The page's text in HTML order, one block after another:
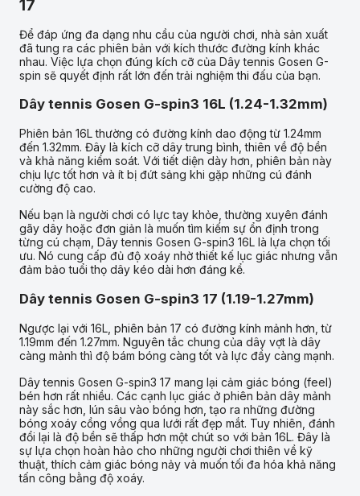
17
Để đáp ứng đa dạng nhu cầu của người chơi, nhà sản xuất
đã tung ra các phiên bản với kích thước đường kính khác
nhau. Việc lựa chọn đúng kích cỡ của Dây tennis Gosen G-
spin sẽ quyết định rất lớn đến trải nghiệm thi đấu của bạn.
Dây tennis Gosen G-spin3 16L (1.24-1.32mm)
Phiên bản 16L thường có đường kính dao động từ 1.24mm
đến 1.32mm. Đây là kích cỡ dây trung bình, thiên về độ bền
và khả năng kiểm soát. Với tiết diện dày hơn, phiên bản này
chịu lực tốt hơn và ít bị đứt sảng khi gặp những cú đánh
cường độ cao.
Nếu bạn là người chơi có lực tay khỏe, thường xuyên đánh
gãy dây hoặc đơn giản là muốn tìm kiếm sự ổn định trong
từng cú chạm, Dây tennis Gosen G-spin3 16L là lựa chọn tối
ưu. Nó cung cấp đủ độ xoáy nhờ thiết kế lục giác nhưng vẫn
đảm bảo tuổi thọ dây kéo dài hơn đáng kể.
Dây tennis Gosen G-spin3 17 (1.19-1.27mm)
Ngược lại với 16L, phiên bản 17 có đường kính mảnh hơn, từ
1.19mm đến 1.27mm. Nguyên tắc chung của dây vợt là dây
càng mảnh thì độ bám bóng càng tốt và lực đẩy càng mạnh.
Dây tennis Gosen G-spin3 17 mang lại cảm giác bóng (feel)
bén hơn rất nhiều. Các cạnh lục giác ở phiên bản dây mảnh
này sắc hơn, lún sâu vào bóng hơn, tạo ra những đường
bóng xoáy cồng vồng qua lưới rất đẹp mắt. Tuy nhiên, đánh
đổi lại là độ bền sẽ thấp hơn một chút so với bản 16L. Đây là
sự lựa chọn hoàn hảo cho những người chơi thiên về kỹ
thuật, thích cảm giác bóng nảy và muốn tối đa hóa khả năng
tấn công bằng độ xoáy.